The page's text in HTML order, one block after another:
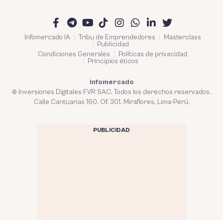
Infomercado IA Tribu de Emprendedores
Masterclass
Publicidad
Condiciones Generales
Políticas de privacidad
Principios éticos
Infomercado
© Inversiones Digitales FVR SAC. Todos los derechos reservados.
Calle Cantuarias 160. Of. 301. Miraflores, Lima-Perú.
PUBLICIDAD